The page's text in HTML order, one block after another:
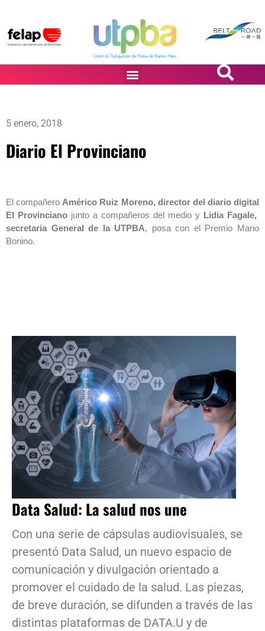
5 enero, 2018
Diario El Provinciano
El compañero Américo Ruiz Moreno, director del diario digital
El Provinciano junto a compañeros del medio y Lidia Fagale,
secretaria General de la UTPBA, posa con el Premio Mario
Bonino.
Data Salud: La salud nos une
Con una serie de cápsulas audiovisuales, se
presentó Data Salud, un nuevo espacio de
comunicación y divulgación orientado a
promover el cuidado de la salud. Las piezas,
de breve duración, se difunden a través de las
distintas plataformas de DATA.U y de